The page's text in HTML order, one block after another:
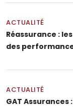
ACTUALITÉ
Réassurance :
des
ACTUALITÉ
GAT